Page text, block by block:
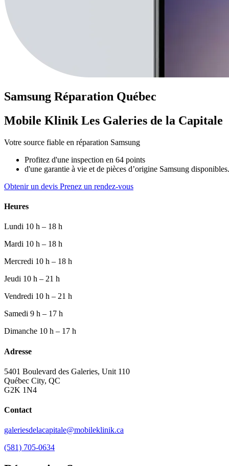
Samsung Réparation Québec
Mobile Klinik Les Galeries de la Capitale
Votre source fiable en réparation Samsung
Profitez d'une inspection en 64 points
d'une garantie à vie et de pièces d’origine Samsung disponibles.
Obtenir un devis Prenez un rendez-vous
Heures
Lundi 10 h – 18 h
Mardi 10 h – 18 h
Mercredi 10 h – 18 h
Jeudi 10 h – 21 h
Vendredi 10 h – 21 h
Samedi 9 h – 17 h
Dimanche 10 h – 17 h
Adresse
5401 Boulevard des Galeries, Unit 110
Québec City, QC
G2K 1N4
Contact
galeriesdelacapitale@mobileklinik.ca
(581) 705-0634